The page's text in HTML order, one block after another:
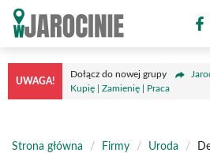
Przejdź
treści
UWAGA!
Dołącz do nowej grupy
Kupię | Zamienię | Praca
Strona główna / Firmy / Uroda /